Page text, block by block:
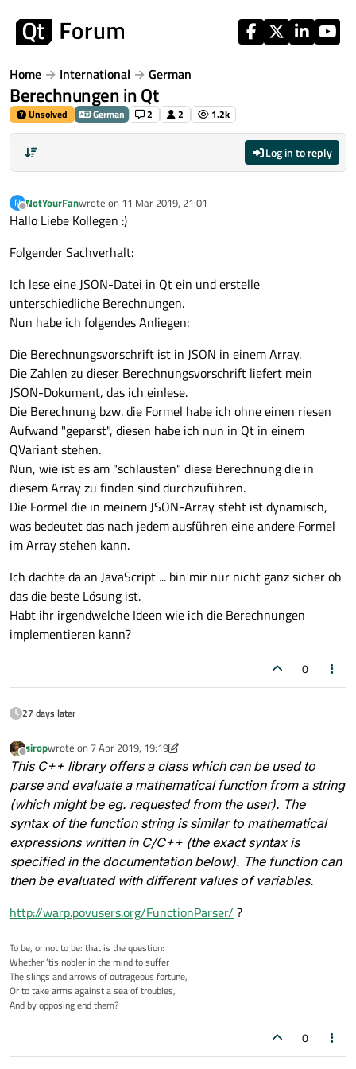
Home International German
Berechnungen in Qt
Unsolved German 2 2 1.2k
Log in to reply
N
Offline
NotYourFanwrote on 11 Mar 2019, 21:01
last edited by
Hallo Liebe Kollegen :)
Folgender Sachverhalt:
Ich lese eine JSON-Datei in Qt ein und erstelle
unterschiedliche Berechnungen.
Nun habe ich folgendes Anliegen:
Die Berechnungsvorschrift ist in JSON in einem Array.
Die Zahlen zu dieser Berechnungsvorschrift liefert mein
JSON-Dokument, das ich einlese.
Die Berechnung bzw. die Formel habe ich ohne einen riesen
Aufwand "geparst", diesen habe ich nun in Qt in einem
QVariant stehen.
Nun, wie ist es am "schlausten" diese Berechnung die in
diesem Array zu finden sind durchzuführen.
Die Formel die in meinem JSON-Array steht ist dynamisch,
was bedeutet das nach jedem ausführen eine andere Formel
im Array stehen kann.
Ich dachte da an JavaScript ... bin mir nur nicht ganz sicher ob
das die beste Lösung ist.
Habt ihr irgendwelche Ideen wie ich die Berechnungen
implementieren kann?
0
27 days later
Offline
siropwrote on 7 Apr 2019, 19:19
last edited by sirop4 Jul 2019, 19:20
This C++ library offers a class which can be used to
parse and evaluate a mathematical function from a string
(which might be eg. requested from the user). The
syntax of the function string is similar to mathematical
expressions written in C/C++ (the exact syntax is
specified in the documentation below). The function can
then be evaluated with different values of variables.
http://warp.povusers.org/FunctionParser/ ?
To be, or not to be: that is the question:
Whether ’tis nobler in the mind to suffer
The slings and arrows of outrageous fortune,
Or to take arms against a sea of troubles,
And by opposing end them?
0